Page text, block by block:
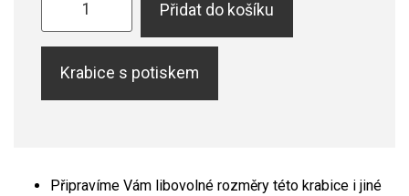
Přidat do košíku
Krabice s potiskem
Připravíme Vám libovolné rozměry této krabice i jiné